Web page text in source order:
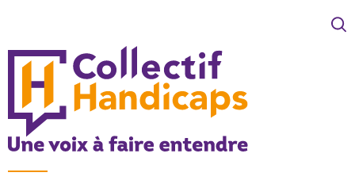
COLLECTIF HANDICAPS
Une voix à faire entendre